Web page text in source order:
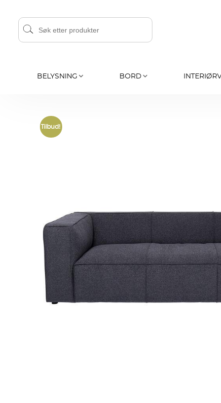
BELYSNING BORD
Tilbud!